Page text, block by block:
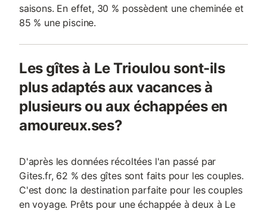
saisons. En effet, 30 % possèdent une cheminée et
85 % une piscine.
Les gîtes à Le Trioulou sont-ils
plus adaptés aux vacances à
plusieurs ou aux échappées en
amoureux.ses?
D'après les données récoltées l'an passé par
Gites.fr, 62 % des gîtes sont faits pour les couples.
C'est donc la destination parfaite pour les couples
en voyage. Prêts pour une échappée à deux à Le